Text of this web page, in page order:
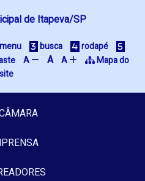
de Itapeva/SP
menu busca
rodapé
A A A
Mapa do
site